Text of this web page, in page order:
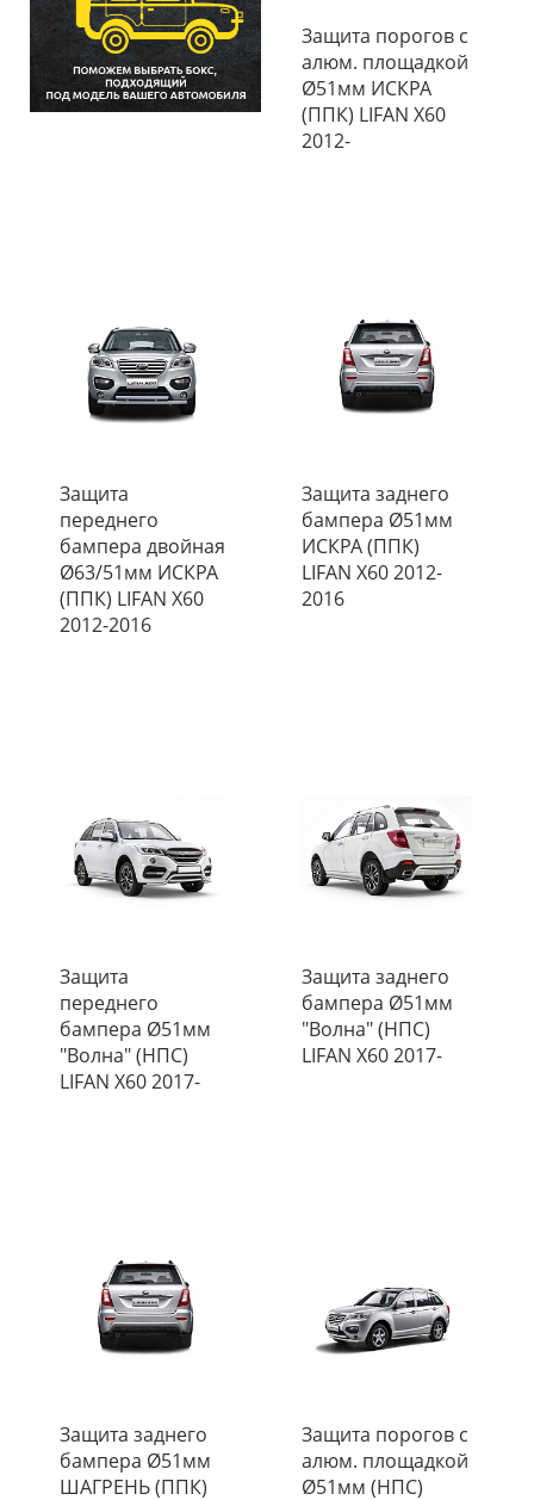
Защита порогов с
алюм. площадкой
Ø51мм ИСКРА
(ППК) LIFAN X60
2012-
Защита
переднего
бампера двойная
Ø63/51мм ИСКРА
(ППК) LIFAN X60
2012-2016
Защита заднего
бампера Ø51мм
ИСКРА (ППК)
LIFAN X60 2012-
2016
Защита
переднего
бампера Ø51мм
"Волна" (НПС)
LIFAN X60 2017-
Защита заднего
бампера Ø51мм
"Волна" (НПС)
LIFAN X60 2017-
Защита заднего
бампера Ø51мм
ШАГРЕНЬ (ППК)
Защита порогов с
алюм. площадкой
Ø51мм (НПС)